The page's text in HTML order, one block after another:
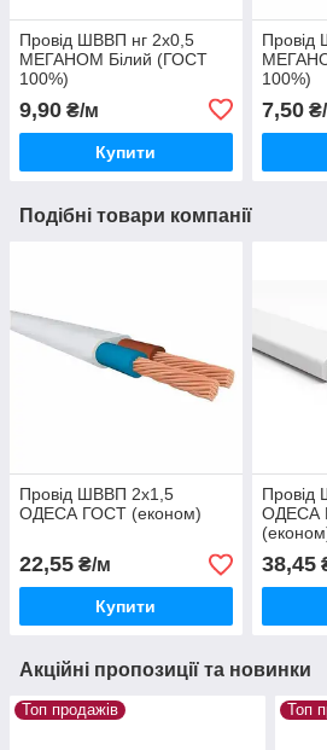
Провід ШВВП нг 2х0,5
МЕГАНОМ Білий (ГОСТ
100%)
9,90 ₴/м
Купити
Провід
100%)
7,50
Подібні товари компанії
Провід ШВВП 2х1,5
ОДЕСА ГОСТ (економ)
22,55 ₴/м
Купити
Провід
ОДЕСА
38,45
Акційні пропозиції та новинки
Топ продажів Топ